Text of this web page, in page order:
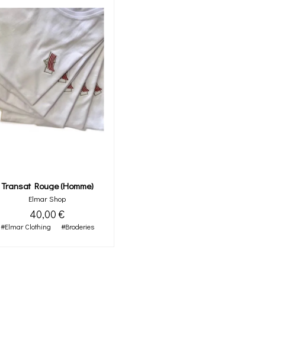
Transat Rouge (homme)
Elmar Shop
40,00 €
#Elmar Clothing #Broderies